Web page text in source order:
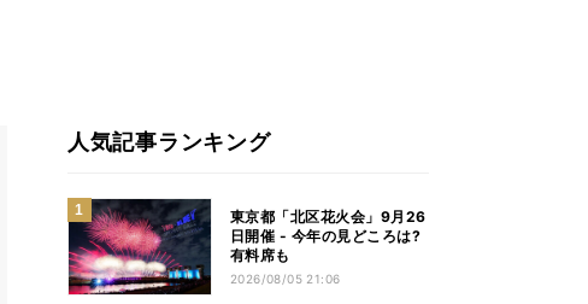
人気記事ランキング
東京都「北区花火会」9月26
日開催 - 今年の見どころは?
有料席も
2026/08/05 21:06